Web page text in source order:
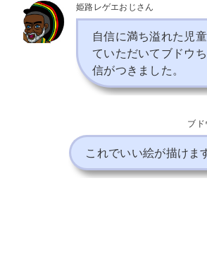
姫路レゲエおじさん
自信に満ち溢れた児
ていただいてブドウ
信がつきました。
ブド
これでいい絵が描けま